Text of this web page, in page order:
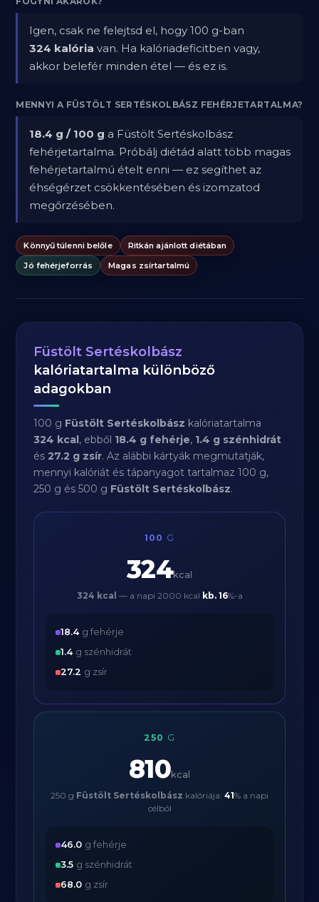
Igen, csak ne felejtsd el, hogy 100 g-ban
324 kalória van. Ha kalóriadeficitben vagy,
akkor belefér minden étel — és ez is.
MENNYI A FÜSTÖLT SERTÉSKOLBÁSZ FEHÉRJETARTALMA?
18.4 g / 100 g a Füstölt Sertéskolbász
fehérjetartalma. Próbálj diétád alatt több magas
fehérjetartalmú ételt enni — ez segíthet az
éhségérzet csökkentésében és izomzatod
megőrzésében.
Könnyű túlenni belőle
Ritkán ajánlott diétában
Jó fehérjeforrás
Magas zsírtartalmú
Füstölt Sertéskolbász
kalóriatartalma különböző
adagokban
100 g Füstölt Sertéskolbász kalóriatartalma
324 kcal, ebből 18.4 g fehérje, 1.4 g szénhidrát
és27.2 g zsír. Az alábbi kártyák megmutatják,
mennyi kalóriát és tápanyagot tartalmaz 100 g,
250 g és 500 g Füstölt Sertéskolbász.
100 G
324kcal
324 kcal — a napi 2000 kcal kb. 16%-a
18.4 g fehérje
1.4 g szénhidrát
27.2 g zsír
250 G
810kcal
250 g Füstölt Sertéskolbász kalóriája: 41% a napi
célból
46.0 g fehérje
3.5 g szénhidrát
68.0 g zsír